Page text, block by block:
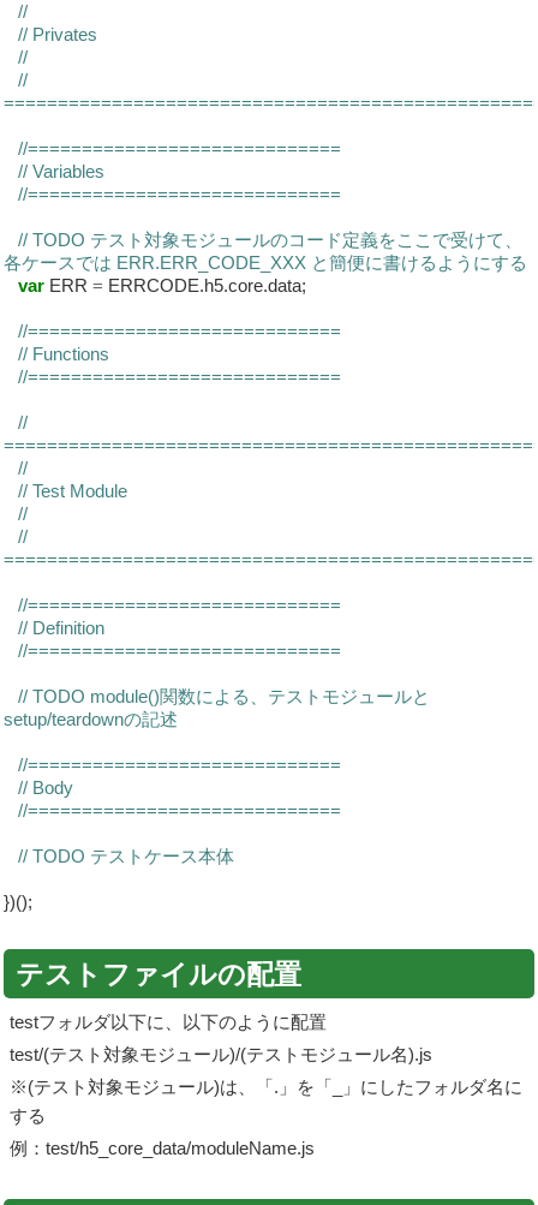
//
// Privates
//
//
//=============================
// Variables
//=============================
// TODO テスト対象モジュールのコード定義をここで受けて、
各ケースでは ERR.ERR_CODE_XXX と簡便に書けるようにする
var ERR = ERRCODE.h5.core.data;
//=============================
// Functions
//=============================
//
//
// Test Module
//
//
//=============================
// Definition
//=============================
// TODO module()関数による、テストモジュールと
setup/teardownの記述
//=============================
// Body
//=============================
// TODO テストケース本体
})();
テストファイルの配置
testフォルダ以下に、以下のように配置
test/(テスト対象モジュール)/(テストモジュール名).js
※(テスト対象モジュール)は、「.」を「_」にしたフォルダ名に
する
例：test/h5_core_data/moduleName.js